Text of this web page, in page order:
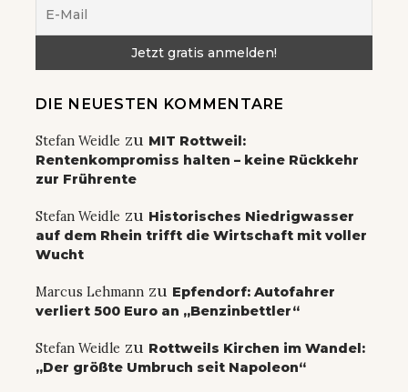
DIE NEUESTEN KOMMENTARE
Stefan Weidle zu MIT Rottweil:
Rentenkompromiss halten – keine Rückkehr
zur Frührente
Stefan Weidle zu Historisches Niedrigwasser
auf dem Rhein trifft die Wirtschaft mit voller
Wucht
Marcus Lehmann zu Epfendorf: Autofahrer
verliert 500 Euro an „Benzinbettler“
Stefan Weidle zu Rottweils Kirchen im Wandel:
„Der größte Umbruch seit Napoleon“